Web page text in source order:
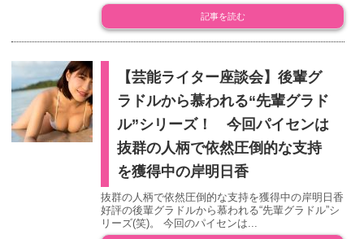
記事を読む
【芸能ライター座談会】後輩グ
ラドルから慕われる“先輩グラド
ル”シリーズ！ 今回パイセンは
抜群の人柄で依然圧倒的な支持
を獲得中の岸明日香
抜群の人柄で依然圧倒的な支持を獲得中の岸明日香
好評の後輩グラドルから慕われる“先輩グラドル”シ
リーズ(笑)。 今回のパイセンは...